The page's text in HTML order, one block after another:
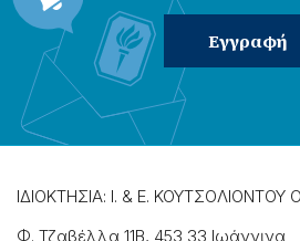
ΙΔΙΟΚΤΗΣΙΑ: Ι. & Ε. ΚΟΥΤΣΟΛΙΟΝΤΟΥ
Φ. Τζαβέλλα 11Β, 453 33 Ιωάννɩνα